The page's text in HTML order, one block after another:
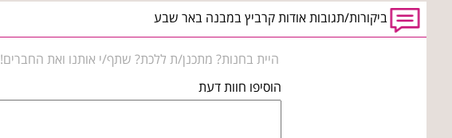
ביקורות/תגובות אודות קרביץ במבנה באר שבע
היית בחנות? מתכנן/ת ללכת? שתף/י אותנו ואת החברים!
הוסיפו חוות דעת